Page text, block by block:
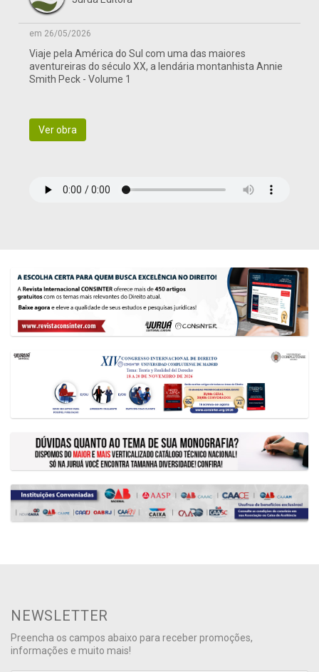
em 26/05/2026
Viaje pela América do Sul com uma das maiores
aventureiras do século XX, a lendária montanhista Annie
Smith Peck - Volume 1
Ver obra
NEWSLETTER
Preencha os campos abaixo para receber promoções,
informações e muito mais!